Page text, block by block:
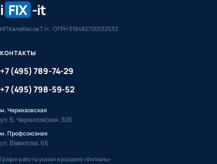
i FIX -it
ИП Калабасов Т.Н. · ОГРН 318482700032532
КОНТАКТЫ
+7 (495) 789-74-29
+7 (495) 798-59-52
м. Черкизовская
ул. Б. Черкизовская, 30Б
м. Профсоюзная
ул. Вавилова, 66
График работы указан в разделе «Филиалы»